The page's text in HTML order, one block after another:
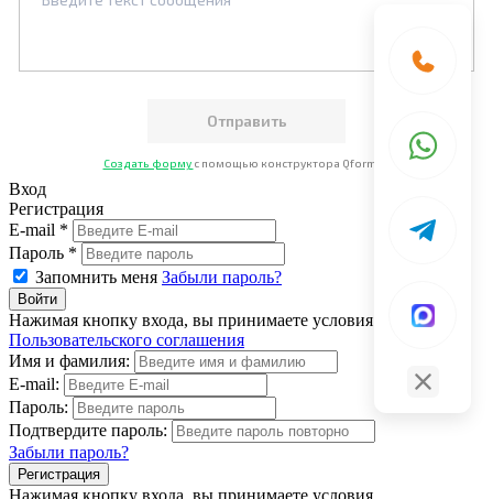
Создать форму с помощью конструктора Qform.io
Вход
Регистрация
E-mail *
Пароль *
Запомнить меня Забыли пароль?
Нажимая кнопку входа, вы принимаете условия
Пользовательского соглашения
Имя и фамилия:
E-mail:
Пароль:
Подтвердите пароль:
Забыли пароль?
Нажимая кнопку входа, вы принимаете условия